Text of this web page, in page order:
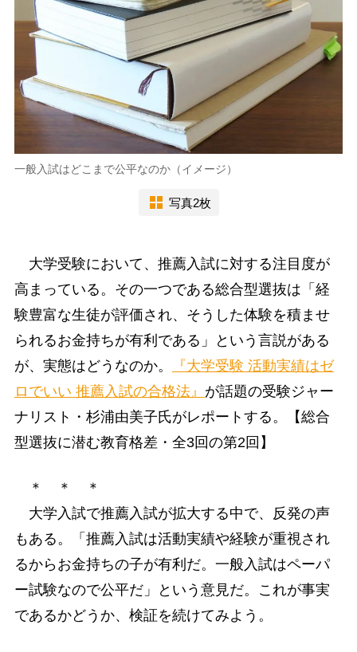
一般入試はどこまで公平なのか（イメージ）
写真2枚
大学受験において、推薦入試に対する注目度が
高まっている。その一つである総合型選抜は「経
験豊富な生徒が評価され、そうした体験を積ませ
られるお金持ちが有利である」という言説がある
が、実態はどうなのか。
『大学受験 活動実績はゼ
ロでいい 推薦入試の合格法』 が話題の受験ジャー
ナリスト・杉浦由美子氏がレポートする。【総合
型選抜に潜む教育格差・全3回の第2回】
＊ ＊ ＊
大学入試で推薦入試が拡大する中で、反発の声
もある。「推薦入試は活動実績や経験が重視され
るからお金持ちの子が有利だ。一般入試はペーパ
ー試験なので公平だ」という意見だ。これが事実
であるかどうか、検証を続けてみよう。